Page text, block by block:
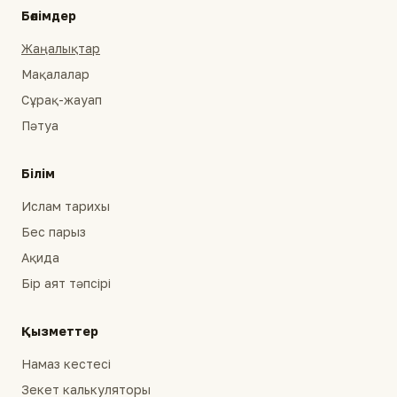
Бөлімдер
Жаңалықтар
Мақалалар
Сұрақ-жауап
Пәтуа
Білім
Ислам тарихы
Бес парыз
Ақида
Бір аят тәпсірі
Қызметтер
Намаз кестесі
Зекет калькуляторы